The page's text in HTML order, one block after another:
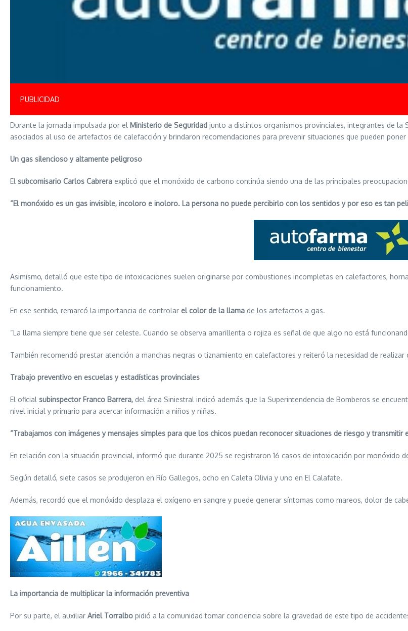
PUBLICIDAD
Durante la jornada impulsada por el Ministerio de Seguridad junto a distintos organismos provinciales, integrantes de la
asociados al uso de artefactos de calefacción y brindaron recomendaciones para prevenir situaciones que pueden
Un gas silencioso y altamente peligroso
El subcomisario Carlos Cabrera explicó que el monóxido de carbono continúa siendo una de las principales
“El monóxido es un gas invisible, incoloro e inoloro. La persona no puede percibirlo con los sentidos y por eso es tan
Asimismo, detalló que este tipo de intoxicaciones suelen originarse por combustiones incompletas en calefactores,
funcionamiento.
En ese sentido, remarcó la importancia de controlar el color de la llama de los artefactos a gas.
“La llama siempre tiene que ser celeste. Cuando se observa amarillenta o rojiza es señal de que algo no está
También recomendó prestar atención a manchas negras o tiznamiento en calefactores y reiteró la necesidad de
Trabajo preventivo en escuelas y estadísticas provinciales
El oficial subinspector Franco Barrera, del área Siniestral indicó además que la Superintendencia de Bomberos se
nivel inicial y primario para acercar información a niños y niñas.
“Trabajamos con imágenes y mensajes simples para que los chicos puedan reconocer situaciones de riesgo y transmitir
En relación con la situación provincial, informó que durante 2025 se registraron 16 casos de intoxicación por monóxido
Según detalló, siete casos se produjeron en Río Gallegos, ocho en Caleta Olivia y uno en El Calafate.
Además, recordó que el monóxido desplaza el oxígeno en sangre y puede generar síntomas como mareos, dolor de
La importancia de multiplicar la información preventiva
Por su parte, el auxiliar Ariel Torralbo pidió a la comunidad tomar conciencia sobre la gravedad de este tipo de